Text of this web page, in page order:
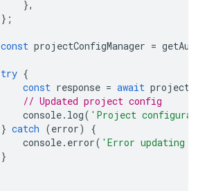
},
};
const projectConfigManager = getAuth
try {
const response = await
// Updated project config
console. log( 'Project
} catch (error)
{
console. error( 'Error updating
}